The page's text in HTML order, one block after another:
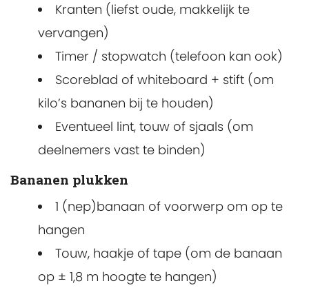
Kranten (liefst oude, makkelijk te
vervangen)
Timer / stopwatch (telefoon kan ook)
Scoreblad of whiteboard + stift (om
kilo’s bananen bij te houden)
Eventueel lint, touw of sjaals (om
deelnemers vast te binden)
Bananen plukken
1 (nep)banaan of voorwerp om op te
hangen
Touw, haakje of tape (om de banaan
op ± 1,8 m hoogte te hangen)